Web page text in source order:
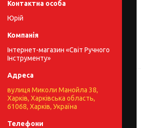
Юрій
Інтернет-магазин «Світ Ручного
Інструменту»
вулиця Миколи Манойла 38,
Харків, Харківська область,
61068, Харків, Україна